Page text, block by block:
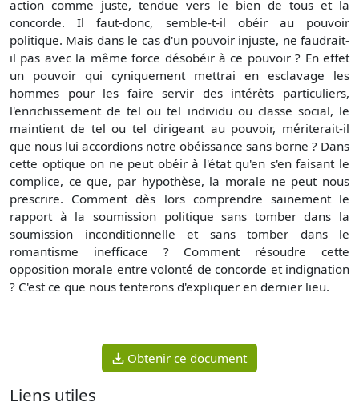
action comme juste, tendue vers le bien de tous et la
concorde. Il faut-donc, semble-t-il obéir au pouvoir
politique. Mais dans le cas d'un pouvoir injuste, ne faudrait-
il pas avec la même force désobéir à ce pouvoir ? En effet
un pouvoir qui cyniquement mettrai en esclavage les
hommes pour les faire servir des intérêts particuliers,
l'enrichissement de tel ou tel individu ou classe social, le
maintient de tel ou tel dirigeant au pouvoir, mériterait-il
que nous lui accordions notre obéissance sans borne ? Dans
cette optique on ne peut obéir à l'état qu'en s'en faisant le
complice, ce que, par hypothèse, la morale ne peut nous
prescrire. Comment dès lors comprendre sainement le
rapport à la soumission politique sans tomber dans la
soumission inconditionnelle et sans tomber dans le
romantisme inefficace ? Comment résoudre cette
opposition morale entre volonté de concorde et indignation
? C'est ce que nous tenterons d'expliquer en dernier lieu.
Obtenir ce document
Liens utiles